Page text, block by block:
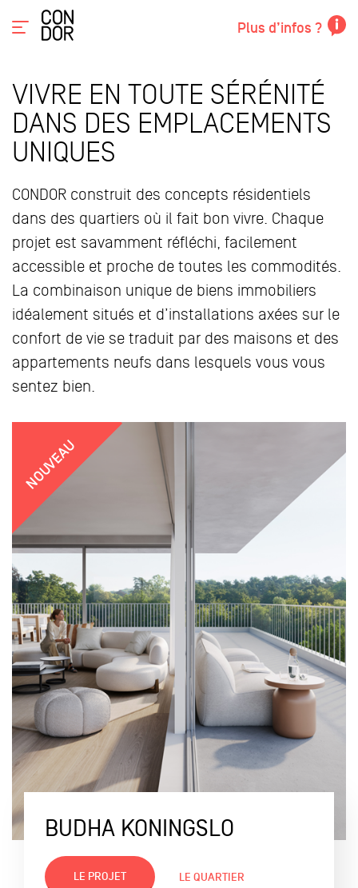
Plus d’infos ?
VIVRE EN TOUTE SÉRÉNITÉ
DANS DES EMPLACEMENTS
UNIQUES
CONDOR construit des concepts résidentiels
dans des quartiers où il fait bon vivre. Chaque
projet est savamment réfléchi, facilement
accessible et proche de toutes les commodités.
La combinaison unique de biens immobiliers
idéalement situés et d’installations axées sur le
confort de vie se traduit par des maisons et des
appartements neufs dans lesquels vous vous
sentez bien.
NOUVEAU
BUDHA KONINGSLO
LE PROJET LE QUARTIER